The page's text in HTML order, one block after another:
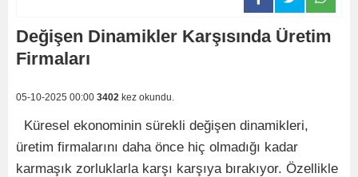
Değişen Dinamikler Karşısında Üretim
Firmaları
05-10-2025 00:00 3402 kez okundu.
Küresel ekonominin sürekli değişen dinamikleri,
üretim firmalarını daha önce hiç olmadığı kadar
karmaşık zorluklarla karşı karşıya bırakıyor. Özellikle